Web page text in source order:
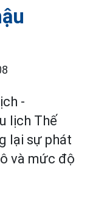
-
lịch Thế
lại sự phát
và mức độ